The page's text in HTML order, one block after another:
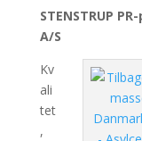
STENSTRUP
A/S
Kv
ali
tet
,